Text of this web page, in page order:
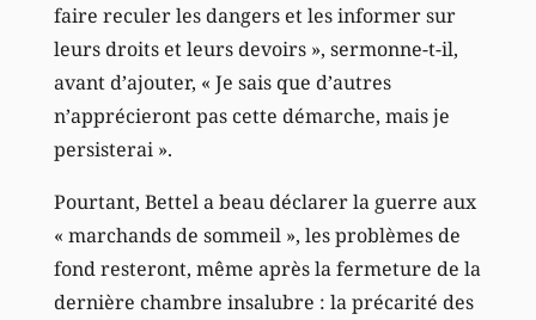
faire reculer les dangers et les informer sur
leurs droits et leurs devoirs », sermonne-t-il,
avant d’ajouter, « Je sais que d’autres
n’apprécieront pas cette démarche, mais je
persisterai ».
Pourtant, Bettel a beau déclarer la guerre aux
« marchands de sommeil », les problèmes de
fond resteront, même après la fermeture de la
dernière chambre insalubre : la précarité des